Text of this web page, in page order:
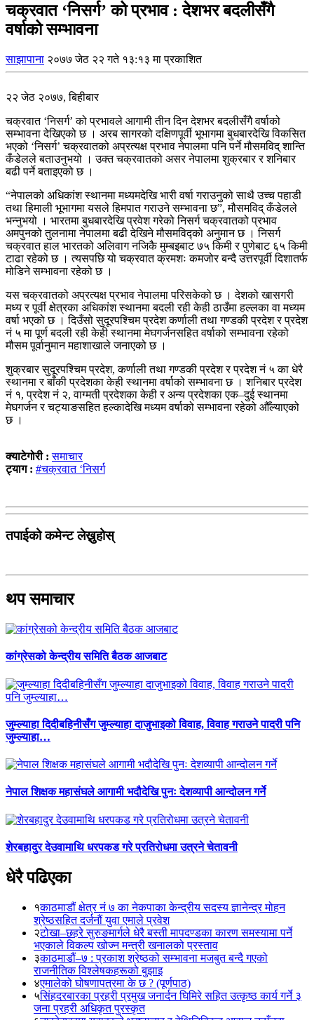
चक्रवात ‘निसर्ग’ को प्रभाव : देशभर बदलीसँगै
वर्षाको सम्भावना
साझापाना २०७७ जेठ २२ गते १३:१३ मा प्रकाशित
२२ जेठ २०७७, बिहीबार
चक्रवात ‘निसर्ग’ को प्रभावले आगामी तीन दिन देशभर बदलीसँगै वर्षाको
सम्भावना देखिएको छ । अरब सागरको दक्षिणपूर्वी भूभागमा बुधबारदेखि विकसित
भएको ‘निसर्ग’ चक्रवातको अप्रत्यक्ष प्रभाव नेपालमा पनि पर्ने मौसमविद् शान्ति
कँडेलले बताउनुभयो । उक्त चक्रवातको असर नेपालमा शुक्रबार र शनिबार
बढी पर्ने बताइएको छ ।
“नेपालको अधिकांश स्थानमा मध्यमदेखि भारी वर्षा गराउनुको साथै उच्च पहाडी
तथा हिमाली भूभागमा यसले हिमपात गराउने सम्भावना छ”, मौसमविद् कँडेलले
भन्नुभयो । भारतमा बुधबारदेखि प्रवेश गरेको निसर्ग चक्रवातको प्रभाव
अमपुनको तुलनामा नेपालमा बढी देखिने मौसमविद्को अनुमान छ । निसर्ग
चक्रवात हाल भारतको अलिवाग नजिकै मुम्बइबाट ७५ किमी र पुणेबाट ६५ किमी
टाढा रहेको छ । त्यसपछि यो चक्रवात क्रमशः कमजोर बन्दै उत्तरपूर्वी दिशातर्फ
मोडिने सम्भावना रहेको छ ।
यस चक्रवातको अप्रत्यक्ष प्रभाव नेपालमा परिसकेको छ । देशको खासगरी
मध्य र पूर्वी क्षेत्रका अधिकांश स्थानमा बदली रही केही ठाउँमा हल्लका वा मध्यम
वर्षा भएको छ । दिउँसो सुदूरपश्चिम प्रदेश कर्णाली तथा गण्डकी प्रदेश र प्रदेश
नं ५ मा पूर्ण बदली रही केही स्थानमा मेघगर्जनसहित वर्षाको सम्भावना रहेको
मौसम पूर्वानुमान महाशाखाले जनाएको छ ।
शुक्रबार सुदूरपश्चिम प्रदेश, कर्णाली तथा गण्डकी प्रदेश र प्रदेश नं ५ का धेरै
स्थानमा र बाँकी प्रदेशका केही स्थानमा वर्षाको सम्भावना छ । शनिबार प्रदेश
नं १, प्रदेश नं २, वाग्मती प्रदेशका केही र अन्य प्रदेशका एक–दुई स्थानमा
मेघगर्जन र चट्याङसहित हल्कादेखि मध्यम वर्षाको सम्भावना रहेको औँल्याएको
छ ।
क्याटेगोरी :समाचार
ट्याग : #चक्रवात ‘निसर्ग
तपाईको कमेन्ट लेख्नुहोस्
थप समाचार
कांग्रेसको केन्द्रीय समिति बैठक आजबाट
जुम्ल्याहा दिदीबहिनीसँग जुम्ल्याहा दाजुभाइको विवाह, विवाह गराउने पादरी पनि
जुम्ल्याहा…
नेपाल शिक्षक महासंघले आगामी भदौदेखि पुनः देशव्यापी आन्दोलन गर्ने
शेरबहादुर देउवामाथि धरपकड गरे प्रतिरोधमा उत्रने चेतावनी
धेरै पढिएका
१काठमाडौं क्षेत्र नं ७ का नेकपाका केन्द्रीय सदस्य ज्ञानेन्द्र मोहन
श्रेष्ठसहित दर्जनौं युवा एमाले प्रवेश
२टोखा–छहरे सुरुङमार्गले धेरै बस्ती मापदण्डका कारण समस्यामा पर्ने
भएकाले विकल्प खोज्न मन्त्री खनालको प्रस्ताव
३काठमाडौं–७ : प्रकाश श्रेष्ठको सम्भावना मजबुत बन्दै गएको
राजनीतिक विश्लेषकहरूको बुझाइ
४एमालेको घोषणापत्रमा के छ ? (पूर्णपाठ)
५सिंहदरबारका प्रहरी प्रमुख जनार्दन घिमिरे सहित उत्कृष्ठ कार्य गर्ने ३
जना प्रहरी अधिकृत पुरस्कृत